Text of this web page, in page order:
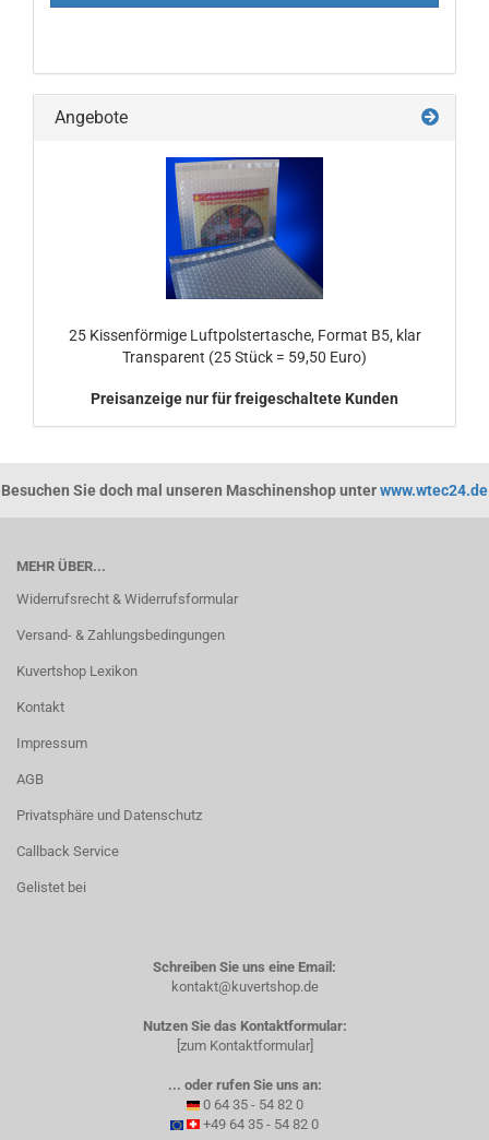
Angebote
25 Kissenförmige Luftpolstertasche, Format B5, klar
Transparent (25 Stück = 59,50 Euro)
Preisanzeige nur für freigeschaltete Kunden
Besuchen Sie doch mal unseren Maschinenshop unterwww.wtec24.de
MEHR ÜBER...
Widerrufsrecht & Widerrufsformular
Versand- & Zahlungsbedingungen
Kuvertshop Lexikon
Kontakt
Impressum
AGB
Privatsphäre und Datenschutz
Callback Service
Gelistet bei
Schreiben Sie uns eine Email:
kontakt@kuvertshop.de
Nutzen Sie das Kontaktformular:
[zum Kontaktformular]
... oder rufen Sie uns an:
0 64 35 - 54 82 0
+49 64 35 - 54 82 0